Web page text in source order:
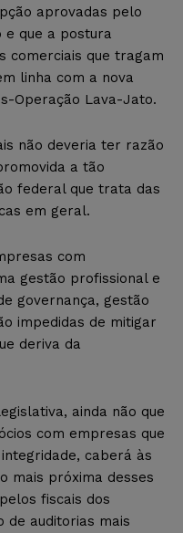
aprovadas pelo
e que a postura
comerciais que tragam
linha com a nova
Operação Lava-Jato.
não deveria ter razão
a tão
federal que trata das
em geral.
com
gestão profissional e
governança, gestão
impedidas de mitigar
deriva da
ainda não que
com empresas que
caberá às
mais próxima desses
fiscais dos
de auditorias mais